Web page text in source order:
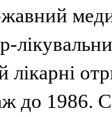
лікарні
до 1986.